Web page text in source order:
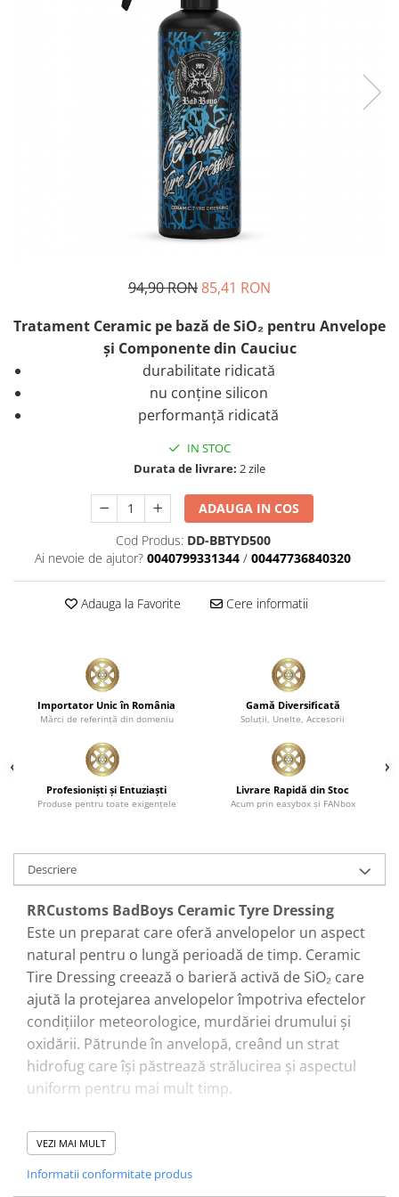
94,90 RON85,41 RON
Tratament Ceramic pe bază de SiO₂ pentru Anvelope
şi Componente din Cauciuc
durabilitate ridicată
nu conţine silicon
performanţă ridicată
IN STOC
Durata de livrare: 2 zile
ADAUGA IN COS
Cod Produs: DD-BBTYD500
Ai nevoie de ajutor? 0040799331344 / 00447736840320
Adauga la Favorite Cere informatii
Importator Unic în România
Mărci de referinţă din domeniu
Gamă Diversificată
Soluţii, Unelte, Accesorii
Profesionişti şi Entuziaşti
Produse pentru toate exigenţele
Livrare Rapidă din Stoc
Acum prin easybox şi FANbox
Descriere
RRCustoms BadBoys Ceramic Tyre Dressing
Este un preparat care oferă anvelopelor un aspect
natural pentru o lungă perioadă de timp. Ceramic
Tire Dressing creează o barieră activă de SiO₂ care
ajută la protejarea anvelopelor împotriva efectelor
condițiilor meteorologice, murdăriei drumului și
oxidării. Pătrunde în anvelopă, creând un strat
hidrofug care își păstrează strălucirea și aspectul
uniform pentru mai mult timp.
Instrucțiunile de utilizare:
Aplicați pe o suprafață a anvelopei bine curată și
uscată.
VEZI MAI MULT
Informatii conformitate produs